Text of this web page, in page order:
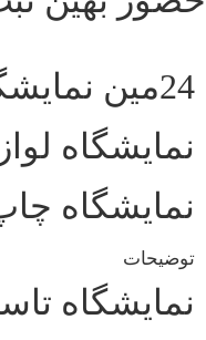
24مین نمایشگاه شیرینی و شکلات 1404
نمایشگاه
نمایشگاه چاپ
توضیحات
نمایشگاه